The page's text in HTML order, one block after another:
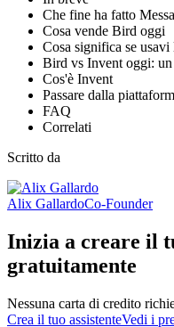
Che fine ha fatto
Cosa vende Bird oggi
Cosa significa se
Bird vs Invent oggi:
Cos'è Invent
Passare dalla
FAQ
Correlati
Scritto da
Alix GallardoCo-Founder
Inizia a creare il
gratuitamente
Nessuna carta di credito
Crea il tuo assistenteVedi i